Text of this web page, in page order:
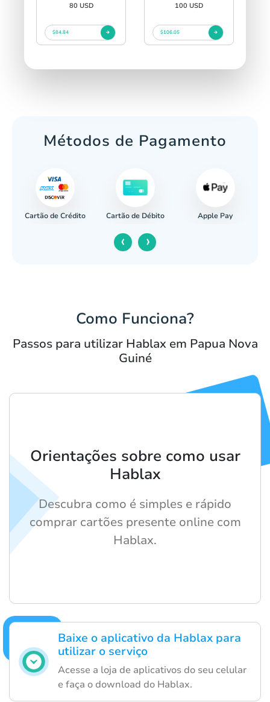
80 USD
$84.84
100 USD
$106.05
Métodos de Pagamento
Cartão de Crédito Cartão de Débito Apple Pay
‹ ›
Como Funciona?
Passos para utilizar Hablax em Papua Nova
Guiné
Baixe o aplicativo da Hablax para
utilizar o serviço
Acesse a loja de aplicativos do seu celular
e faça o download do Hablax.
Orientações sobre como usar
Hablax
Descubra como é simples e rápido
comprar cartões presente online com
Hablax.